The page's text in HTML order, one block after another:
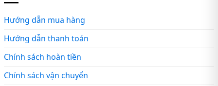
Hướng dẫn mua hàng
Hướng dẫn thanh toán
Chính sách hoàn tiền
Chính sách vận chuyển